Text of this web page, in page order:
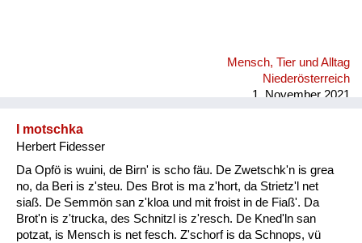
Mensch, Tier und Alltag
Niederösterreich
1. November 2021
I motschka
Herbert Fidesser
Da Opfö is wuini, de Birn' is scho fäu. De Zwetschk'n is grea
no, da Beri is z'steu. Des Brot is ma z'hort, da Strietz'l net
siaß. De Semmön san z'kloa und mit froist in de Fiaß'. Da
Brot'n is z'trucka, des Schnitzl is z'resch. De Kned'ln san
potzat, is Mensch is net fesch. Z'schorf is da Schnops, vü